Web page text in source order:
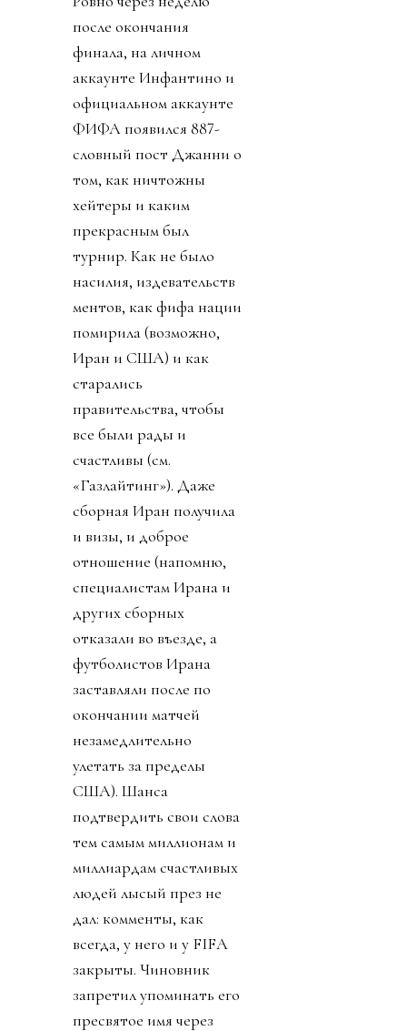
после окончания
финала, на личном
аккаунте Инфантино и
официальном аккаунте
ФИФА появился 887-
словный пост Джанни о
том, как ничтожны
хейтеры и каким
прекрасным был
турнир. Как не было
насилия, издевательств
ментов, как фифа нации
помирила (возможно,
Иран и США) и как
старались
правительства, чтобы
все были рады и
счастливы (см.
«Газлайтинг»). Даже
сборная Иран получила
и визы, и доброе
отношение (напомню,
специалистам Ирана и
других сборных
отказали во въезде, а
футболистов Ирана
заставляли после по
окончании матчей
незамедлительно
улетать за пределы
США). Шанса
подтвердить свои слова
тем самым миллионам и
миллиардам счастливых
людей лысый през не
дал: комменты, как
всегда, у него и у FIFA
закрыты. Чиновник
запретил упоминать его
пресвятое имя через